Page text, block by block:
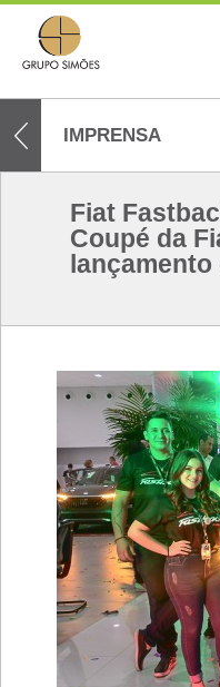
IMPRENSA
Fiat
Coupé da
lançamento